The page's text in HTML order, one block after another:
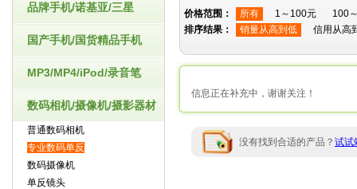
品牌手机/诺基亚/三星
国产手机/国货精品手机
MP3/MP4/iPod/录音笔
数码相机/摄像机/摄影器材
普通数码相机
专业数码单反
数码摄像机
单反镜头
价格范围： 所有 1～100元
100
排序结果：
销量从高到低 信用从高
信息正在补充中，谢谢关注！
没有找到合适的产品？ 试试